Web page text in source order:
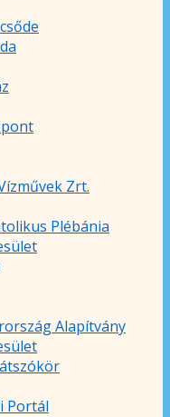
Zrt.
Plébánia
Alapítvány
Portál